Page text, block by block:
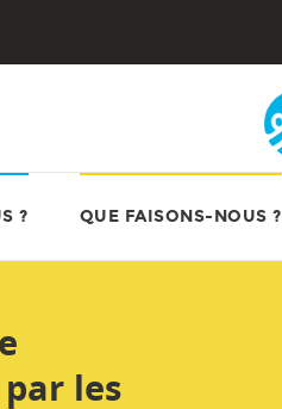
JEUNESSE
? QUE FAISONS-NOUS ?
de
les